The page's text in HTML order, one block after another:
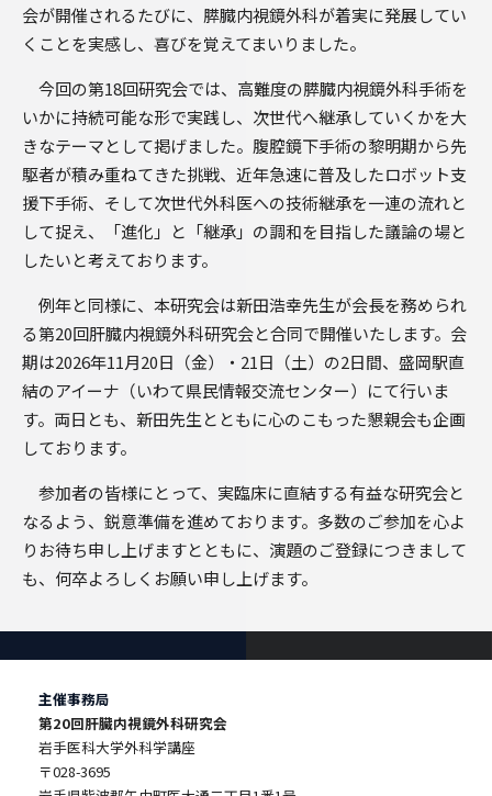
会が開催されるたびに、膵臓内視鏡外科が着実に発展してい
くことを実感し、喜びを覚えてまいりました。
今回の第18回研究会では、高難度の膵臓内視鏡外科手術を
いかに持続可能な形で実践し、次世代へ継承していくかを大
きなテーマとして掲げました。腹腔鏡下手術の黎明期から先
駆者が積み重ねてきた挑戦、近年急速に普及したロボット支
援下手術、そして次世代外科医への技術継承を一連の流れと
して捉え、「進化」と「継承」の調和を目指した議論の場と
したいと考えております。
例年と同様に、本研究会は新田浩幸先生が会長を務められ
る第20回肝臓内視鏡外科研究会と合同で開催いたします。会
期は2026年11月20日（金）・21日（土）の2日間、盛岡駅直
結のアイーナ（いわて県民情報交流センター）にて行いま
す。両日とも、新田先生とともに心のこもった懇親会も企画
しております。
参加者の皆様にとって、実臨床に直結する有益な研究会と
なるよう、鋭意準備を進めております。多数のご参加を心よ
りお待ち申し上げますとともに、演題のご登録につきまして
も、何卒よろしくお願い申し上げます。
主催事務局
第20回肝臓内視鏡外科研究会
岩手医科大学外科学講座
〒028-3695